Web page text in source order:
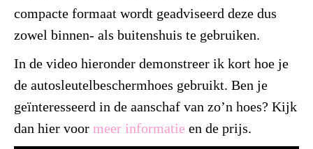
compacte formaat wordt geadviseerd deze dus
zowel binnen- als buitenshuis te gebruiken.
In de video hieronder demonstreer ik kort hoe je
de autosleutelbeschermhoes gebruikt. Ben je
geïnteresseerd in de aanschaf van zo’n hoes? Kijk
dan hier voor meer informatie en de prijs.